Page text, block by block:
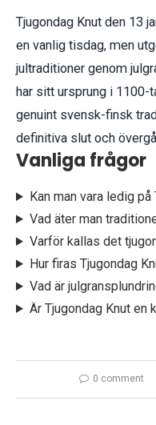
Tjugondag Knut den 13
en vanlig tisdag, men
jultraditioner genom
har sitt ursprung i 1100-
genuint svensk-finsk
definitiva slut och
Vanliga frågor
Kan man vara ledig
Vad äter man
Varför kallas det
Hur firas Tjugondag
Vad är
Är Tjugondag Knut en
0 comment